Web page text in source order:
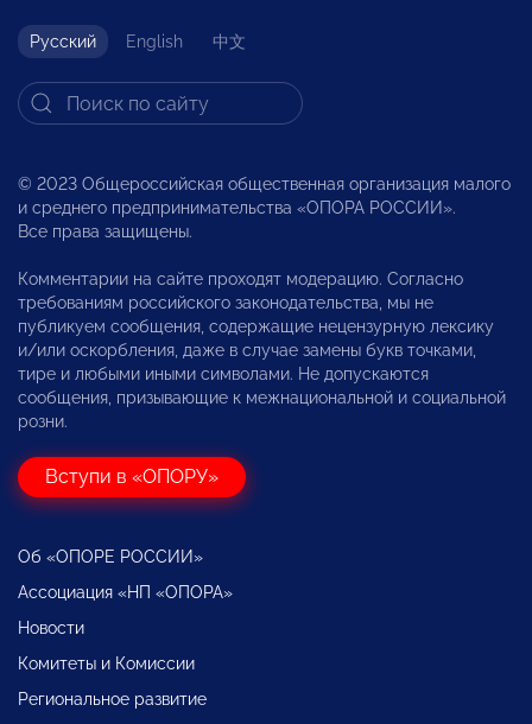
Русский English 中文
© 2023 Общероссийская общественная организация малого
и среднего предпринимательства «ОПОРА РОССИИ».
Все права защищены.
Комментарии на сайте проходят модерацию. Согласно
требованиям российского законодательства, мы не
публикуем сообщения, содержащие нецензурную лексику
и/или оскорбления, даже в случае замены букв точками,
тире и любыми иными символами. Не допускаются
сообщения, призывающие к межнациональной и социальной
розни.
Вступи в «ОПОРУ»
Об «ОПОРЕ РОССИИ»
Ассоциация «НП «ОПОРА»
Новости
Комитеты и Комиссии
Региональное развитие